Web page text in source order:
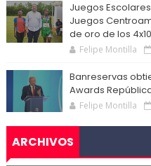
Juegos
Juegos
de oro de los
Felipe Montilla
Banreservas
Awards
Felipe Montilla
ARCHIVOS